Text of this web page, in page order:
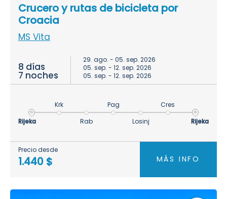
Crucero y rutas de bicicleta por
Croacia
MS Vita
8 días
7 noches
29. ago. - 05. sep. 2026
05. sep. - 12. sep. 2026
05. sep. - 12. sep. 2026
Rijeka
Krk
Rab
Pag
Losinj
Cres
Rijeka
Precio desde
1.440 $ MÁS INFO